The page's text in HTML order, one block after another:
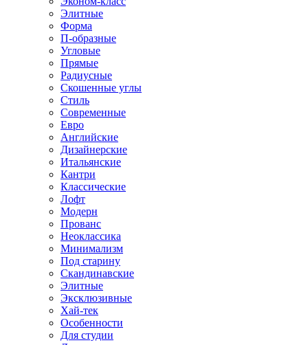
Элитные
Форма
П-образные
Угловые
Прямые
Радиусные
Скошенные углы
Стиль
Современные
Евро
Английские
Дизайнерские
Итальянские
Кантри
Классические
Лофт
Модерн
Прованс
Неоклассика
Минимализм
Под старину
Скандинавские
Элитные
Эксклюзивные
Хай-тек
Особенности
Для студии